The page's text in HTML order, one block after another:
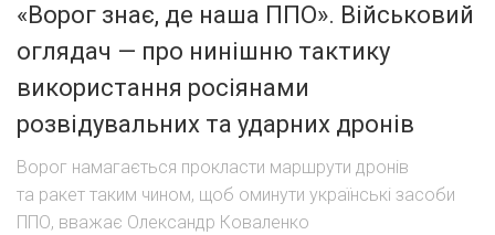
«Ворог знає, де наша ППО». Військовий
оглядач — про нинішню тактику
використання росіянами
розвідувальних та ударних дронів
Ворог намагається прокласти маршрути дронів
та ракет таким чином, щоб оминути українські засоби
ППО, вважає Олександр Коваленко